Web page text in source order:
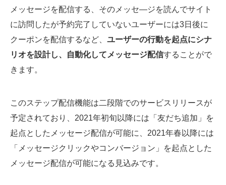
メッセージを配信する、そのメッセ―ジを読んでサイト
に訪問したが予約完了していないユーザーには3日後に
クーポンを配信するなど、 ユーザーの行動を起点にシナ
リオを設計し、自動化してメッセージ配信することがで
きます。
このステップ配信機能は二段階でのサービスリリースが
予定されており、2021年初旬以降には「友だち追加」を
起点としたメッセージ配信が可能に、2021年春以降には
「メッセージクリックやコンバージョン」を起点とした
メッセージ配信が可能になる見込みです。